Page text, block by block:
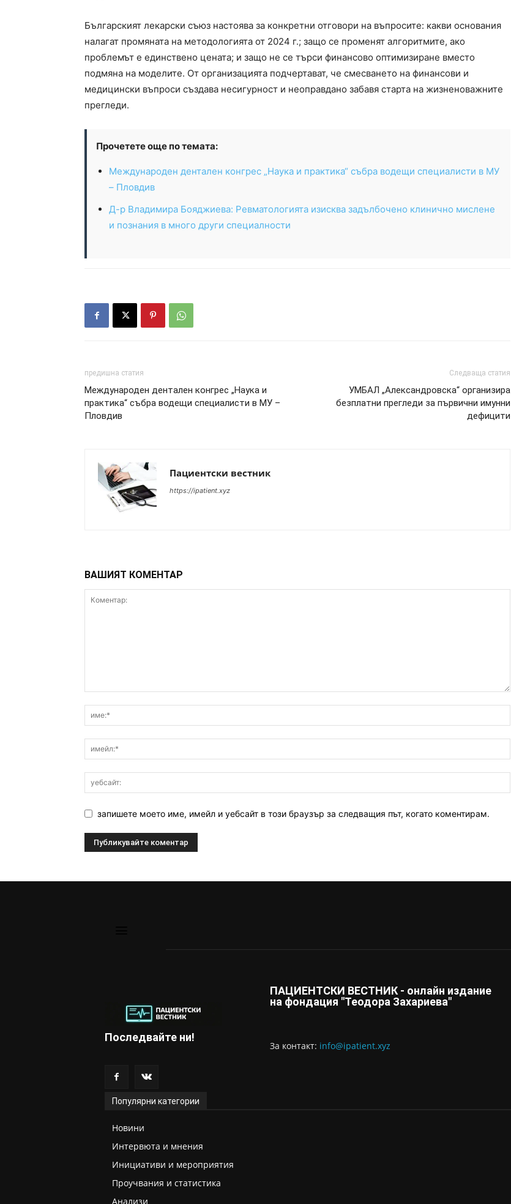
Българският лекарски съюз настоява за конкретни отговори на въпросите: какви основания
налагат промяната на методологията от 2024 г.; защо се променят алгоритмите, ако
проблемът е единствено цената; и защо не се търси финансово оптимизиране вместо
подмяна на моделите. От организацията подчертават, че смесването на финансови и
медицински въпроси създава несигурност и неоправдано забавя старта на жизненоважните
прегледи.
Прочетете още по темата:
Международен дентален конгрес „Наука и практика“ събра водещи специалисти в МУ
– Пловдив
Д-р Владимира Бояджиева: Ревматологията изисква задълбочено клинично мислене
и познания в много други специалности
предишна статия
Международен дентален конгрес „Наука и
практика“ събра водещи специалисти в МУ –
Пловдив
Следваща статия
УМБАЛ „Александровска“ организира
безплатни прегледи за първични имунни
дефицити
Пациентски вестник
https://ipatient.xyz
ВАШИЯТ КОМЕНТАР
запишете моето име, имейл и уебсайт в този браузър за следващия път, когато коментирам.
Последвайте ни!
ПАЦИЕНТСКИ ВЕСТНИК - онлайн издание
на фондация "Теодора Захариева"
За контaкт: info@ipatient.xyz
Популярни категории
Новини
Интервюта и мнения
Инициативи и мероприятия
Проучвания и статистика
Анализи